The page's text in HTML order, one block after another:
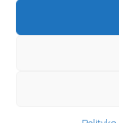
Axeco ©